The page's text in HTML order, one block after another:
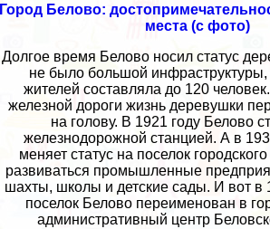
Город Белово:
места (с фото)
Долгое время Белово носил статус
не было большой инфраструктуры,
жителей составляла до 120
железной дороги жизнь деревушки
на голову. В 1921 году Белово
железнодорожной станцией. А в
меняет статус на поселок
развиваться промышленные
шахты, школы и детские сады. И вот в
поселок Белово переименован в
административный центр